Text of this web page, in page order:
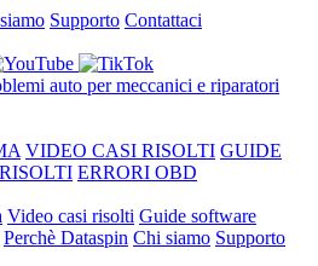
Supporto Contattaci
VIDEO CASI RISOLTI GUIDE
ERRORI OBD
Video casi risolti Guide software
Perchè Dataspin Chi siamo Supporto